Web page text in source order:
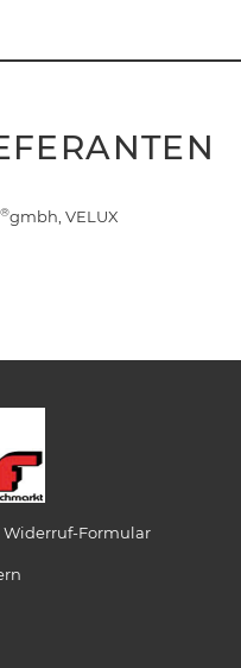
®gmbh, VELUX
Widerruf-Formular